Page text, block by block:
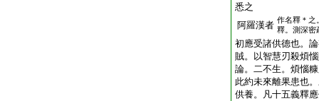
悉之
阿羅漢者 作名釋＊之
釋。測深密
初應受諸供德也。
賊。以智慧刃殺煩
論。二不生。煩惱
此約未來離果患也
供養。凡十五義釋